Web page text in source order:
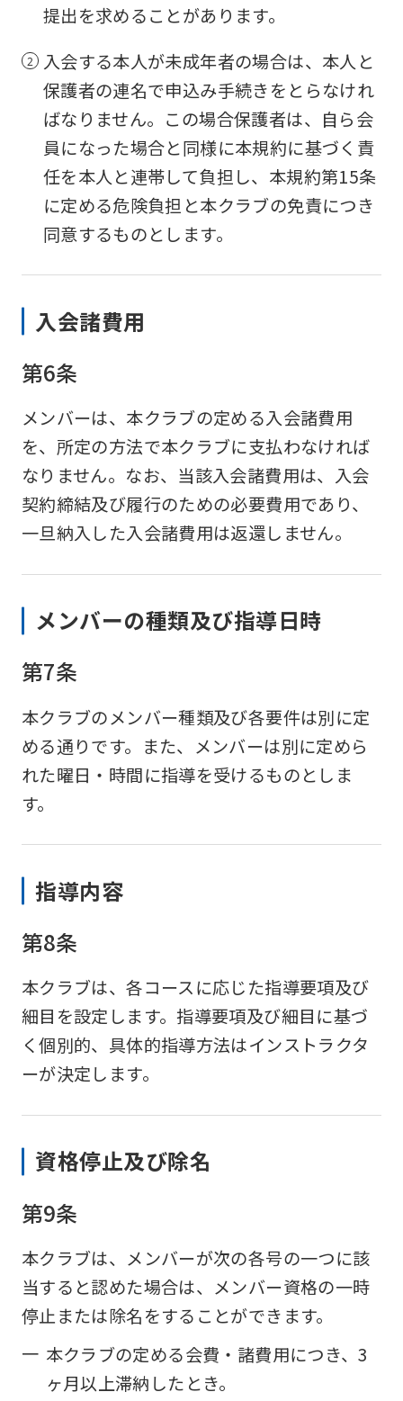
提出を求めることがあります。
入会する本人が未成年者の場合は、本人と
保護者の連名で申込み手続きをとらなけれ
ばなりません。この場合保護者は、自ら会
員になった場合と同様に本規約に基づく責
任を本人と連帯して負担し、本規約第15条
に定める危険負担と本クラブの免責につき
同意するものとします。
入会諸費用
第6条
メンバーは、本クラブの定める入会諸費用
を、所定の方法で本クラブに支払わなければ
なりません。なお、当該入会諸費用は、入会
契約締結及び履行のための必要費用であり、
一旦納入した入会諸費用は返還しません。
メンバーの種類及び指導日時
第7条
本クラブのメンバー種類及び各要件は別に定
める通りです。また、メンバーは別に定めら
れた曜日・時間に指導を受けるものとしま
す。
指導内容
第8条
本クラブは、各コースに応じた指導要項及び
細目を設定します。指導要項及び細目に基づ
く個別的、具体的指導方法はインストラクタ
ーが決定します。
資格停止及び除名
第9条
本クラブは、メンバーが次の各号の一つに該
当すると認めた場合は、メンバー資格の一時
停止または除名をすることができます。
一 本クラブの定める会費・諸費用につき、3
ヶ月以上滞納したとき。